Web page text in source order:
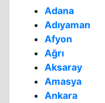
Adana
Adıyaman
Afyon
Ağrı
Aksaray
Amasya
Ankara